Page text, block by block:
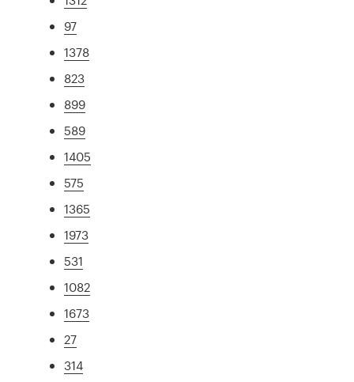
97
1378
823
899
589
1405
575
1365
1973
531
1082
1673
27
314